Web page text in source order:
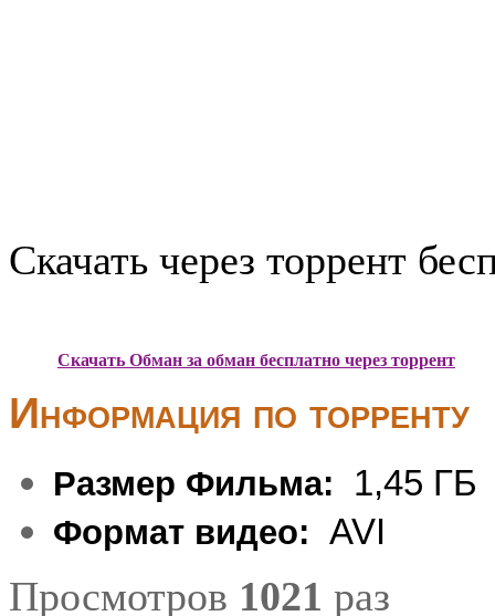
Скачать через торрент
Скачать Обман за обман бесплатно через торрент
Информация по торренту
Размер Фильма: 1,45 ГБ
Формат видео: AVI
Просмотров 1021 раз